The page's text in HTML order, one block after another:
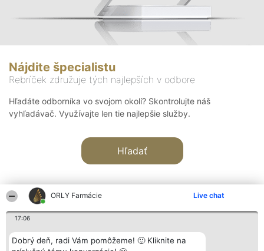
ORLY Farmácie Live chat
17:06
Dobrý deň, radi Vám pomôžeme! 🙂 Kliknite na
Nájdite špecialistu
Rebríček združuje tých najlepších v odbore
Hľadáte odborníka vo svojom okolí? Skontrolujte náš
vyhľadávač. Využívajte len tie najlepšie služby.
Hľadať
Organizátor hodnotenia
Bright Side Solutions sp. z o.
Hodnotenie
Laureáti
Kontakt
Kontakt